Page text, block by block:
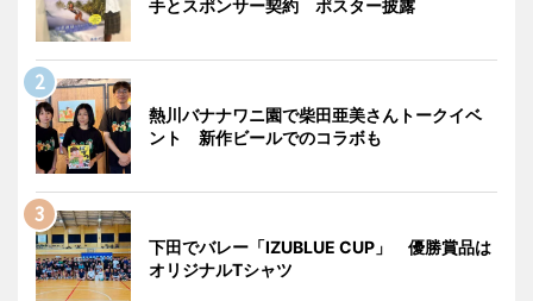
手とスポンサー契約 ポスター披露
熱川バナナワニ園で柴田亜美さんトークイベ
ント 新作ビールでのコラボも
下田でバレー「IZUBLUE CUP」 優勝賞品は
オリジナルTシャツ